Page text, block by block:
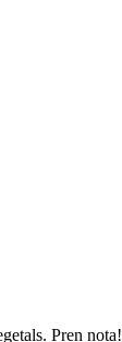
Pren nota!